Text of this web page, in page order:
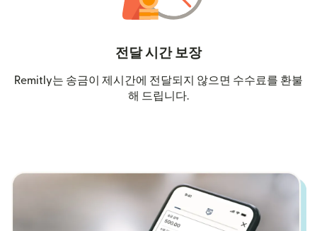
전달 시간 보장
Remitly는 송금이 제시간에 전달되지 않으면 수수료를 환불
해 드립니다.